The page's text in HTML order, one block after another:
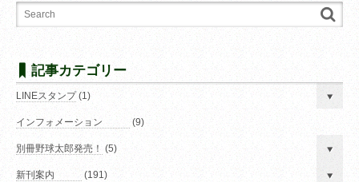
記事カテゴリー
LINEスタンプ(1)
インフォメーション (9)
別冊野球太郎発売！ (5)
新刊案内 (191)